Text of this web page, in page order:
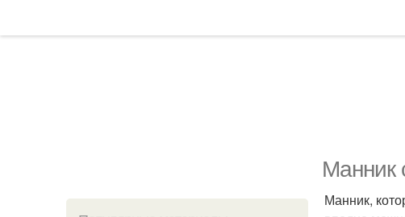
Манник
Манник,